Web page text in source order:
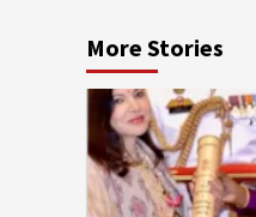
More Stories